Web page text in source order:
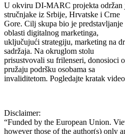
U okviru DI-MARC projekta održan
stručnjake iz Srbije, Hrvatske i Crne
Gore. Cilj skupa bio je
oblasti digitalnog marketinga,
uključujući strategiju, marketing na
sadržaja. Na okruglom stolu
prisustvovali su frilenseri, donosioci
pružaju podršku osobama sa
invaliditetom. Pogledajte kratak
Disclaimer:
“Funded by the European Union.
however those of the author(s) only